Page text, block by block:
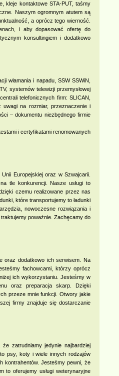
kleje kontaktowe STA-PUT, taśmy
Naszym ogromnym atutem są
a oprócz tego wierność.
i aby dopasować ofertę do
konsultingiem i dodatkowo
włamania i napadu, SSW SSWiN,
systemów telewizji przemysłowej
telefonicznych firm: SLICAN,
uwagi na rozmiar, przeznaczenie i
– dokumentu niezbędnego firmie
i certyfikatami renomowanych
Europejskiej oraz w Szwajcarii.
tle konkurencji. Nasze usługi to
czemu realizowane przez nas
które transportujemy to ładunki
nowoczesne rozwiązania i
poważnie. Zachęcamy do
oraz dodatkowo ich serwisem. Na
fachowcami, którzy oprócz
ich wykorzystaniu. Jesteśmy w
oraz preparacja skarp. Dzięki
przeze mnie funkcji. Otwory jakie
firmy znajduje się dostarczanie
zatrudniamy jedynie najbardziej
psy, koty i wiele innych rodzajów
kontrahentów. Jesteśmy pewni, że
to oferujemy usługi weterynaryjne